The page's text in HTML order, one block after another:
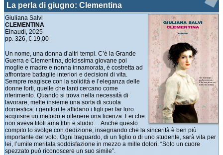
La perla di giugno: Clementina
Giuliana Salvi
CLEMENTINA
Einaudi, 2025
pp. 326, € 19,00
Un nome, una donna d’altri tempi. C’è la Grande
Guerra e Clementina, dolcissima giovane poi
moglie e madre e nonna innamorata, è costretta ad
affrontare battaglie interiori e decisioni di vita.
Sempre reagisce con la solidità e l’eleganza delle
donne forti, quelle che tanti cercano come
riferimento. Quando si trova nella necessità di
lavorare, mette insieme una sorta di scuola
domestica: i genitori le affidano i figli per far loro
acquisire un metodo e ottenere una licenza. Lei che
non aveva titoli ama libri e studio… Anche questo
compito lo svolge con dedizione, insegnando che la sincerità è ben più
importante del voto. Ogni traguardo, di un figlio o di uno studente, sarà vita per
lei, l’umile meritata soddisfazione in mezzo a mille dolori. “Solo un cuore
spezzato può riconoscere un suo simile”.